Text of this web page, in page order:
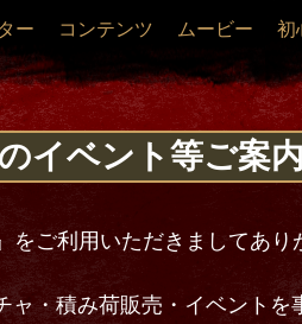
ー コンテンツ ムービー 初
イベント等ご案内
ご利用いただきましてあり
・積み荷販売・イベントを